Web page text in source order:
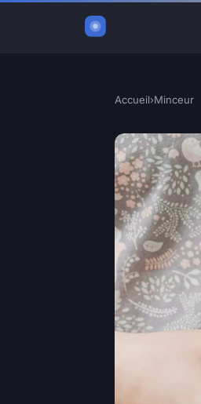
Accueil›Minceur